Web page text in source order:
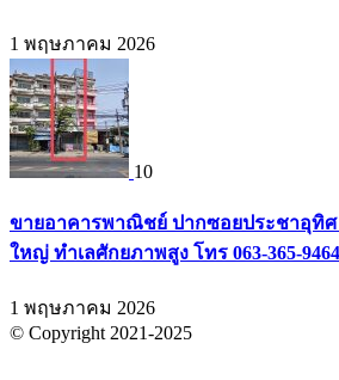
1 พฤษภาคม 2026
10
ขายอาคารพาณิชย์ ปากซอยประชาอุทิศ
ใหญ่ ทำเลศักยภาพสูง โทร 063-365-9464
1 พฤษภาคม 2026
© Copyright 2021-2025